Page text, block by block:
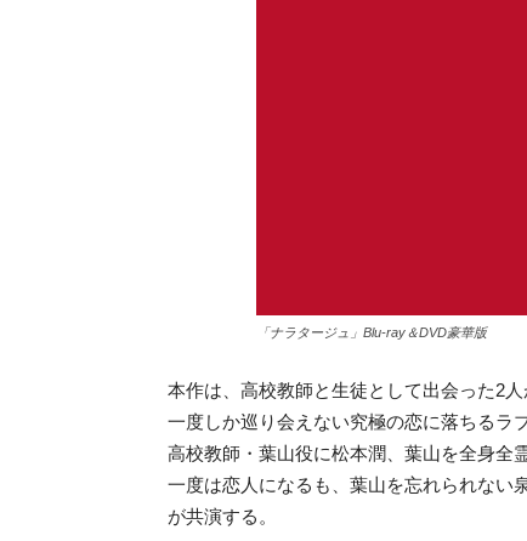
「ナラタージュ」Blu-ray＆DVD豪華版
本作は、高校教師と生徒として出会った2
一度しか巡り会えない究極の恋に落ちるラ
高校教師・葉山役に松本潤、葉山を全身全
一度は恋人になるも、葉山を忘れられない
が共演する。